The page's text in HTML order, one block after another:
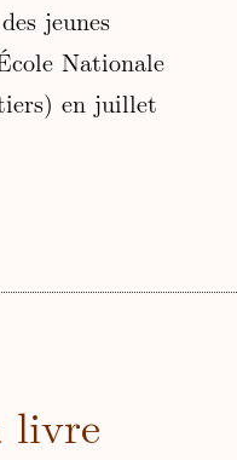
jeunes
Nationale
en juillet
livre